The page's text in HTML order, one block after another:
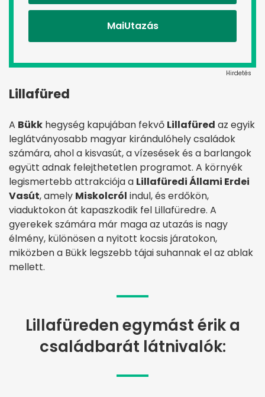
MaiUtazás
Hirdetés
Lillafüred
A Bükk hegység kapujában fekvő Lillafüred az egyik
leglátványosabb magyar kirándulóhely családok
számára, ahol a kisvasút, a vízesések és a barlangok
együtt adnak felejthetetlen programot. A környék
legismertebb attrakciója a Lillafüredi Állami Erdei
Vasút, amely Miskolcról indul, és erdőkön,
viaduktokon át kapaszkodik fel Lillafüredre. A
gyerekek számára már maga az utazás is nagy
élmény, különösen a nyitott kocsis járatokon,
miközben a Bükk legszebb tájai suhannak el az ablak
mellett.
Lillafüreden egymást érik a
családbarát látnivalók: